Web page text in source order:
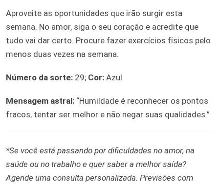
Aproveite as oportunidades que irão surgir esta
semana. No amor, siga o seu coração e acredite que
tudo vai dar certo. Procure fazer exercícios físicos pelo
menos duas vezes na semana.
Número da sorte: 29; Cor: Azul
Mensagem astral: “Humildade é reconhecer os pontos
fracos, tentar ser melhor e não negar suas qualidades.”
*Se você está passando por dificuldades no amor, na
saúde ou no trabalho e quer saber a melhor saída?
Agende uma consulta personalizada. Previsões com